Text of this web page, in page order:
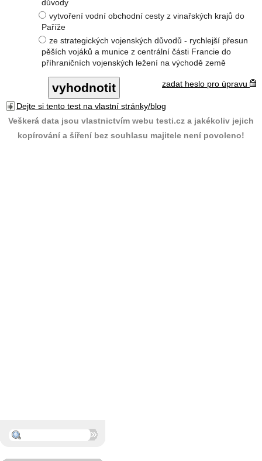
důvody
vytvoření vodní obchodní cesty z vinařských krajů do
Paříže
ze strategických vojenských důvodů - rychlejší přesun
pěších vojáků a munice z centrální části Francie do
příhraničních vojenských ležení na východě země
zadat heslo pro úpravu
Dejte si tento test na vlastní stránky/blog
Veškerá data jsou vlastnictvím webu testi.cz a jakékoliv jejich
kopírování a šíření bez souhlasu majitele není povoleno!